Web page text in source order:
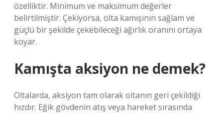
özelliktir. Minimum ve maksimum değerler
belirtilmiştir. Çekiyorsa, olta kamışının sağlam ve
güçlü bir şekilde çekebileceği ağırlık oranını ortaya
koyar.
Kamışta aksiyon ne demek?
Oltalarda, aksiyon tam olarak oltanın geri çekildiği
hızdır. Eğik gövdenin atış veya hareket sırasında